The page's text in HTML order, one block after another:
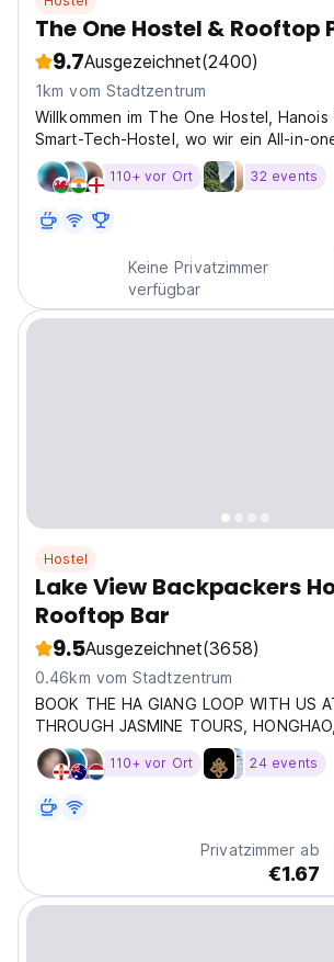
The One Hostel & Rooftop
9.7Ausgezeichnet(2400)
1km vom Stadtzentrum
Willkommen im The One Hostel, Hanois
Smart-Tech-Hostel, wo wir ein All-in-
bieten, um Ihren Aufenthalt
110+ vor Ort 32 events
Keine Privatzimmer
verfügbar
Hostel
Lake View Backpackers
Rooftop Bar
9.5Ausgezeichnet(3658)
0.46km vom Stadtzentrum
BOOK THE HA GIANG LOOP WITH US
THROUGH JASMINE TOURS,
BUFFALO GET A FREE NIGHT HERE
LOOP T-SHIRT and get free luggage
exhilarating adventure in...
110+ vor Ort 24 events
Privatzimmer ab
€1.67